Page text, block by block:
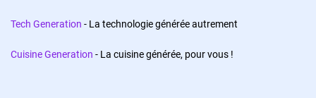
Tech Generation - La technologie générée autrement
Cuisine Generation - La cuisine générée, pour vous !